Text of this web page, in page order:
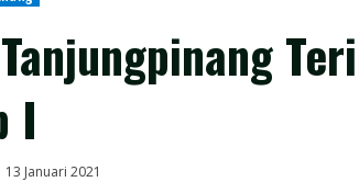
I
13 Januari 2021